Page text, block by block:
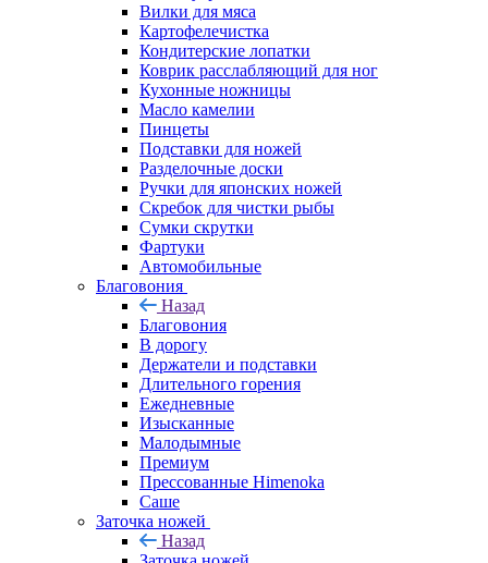
Вилки для мяса
Картофелечистка
Кондитерские лопатки
Коврик расслабляющий для ног
Кухонные ножницы
Масло камелии
Пинцеты
Подставки для ножей
Разделочные доски
Ручки для японских ножей
Скребок для чистки рыбы
Сумки скрутки
Фартуки
Автомобильные
Благовония
Назад
Благовония
В дорогу
Держатели и подставки
Длительного горения
Ежедневные
Изысканные
Малодымные
Премиум
Прессованные Himenoka
Саше
Заточка ножей
Назад